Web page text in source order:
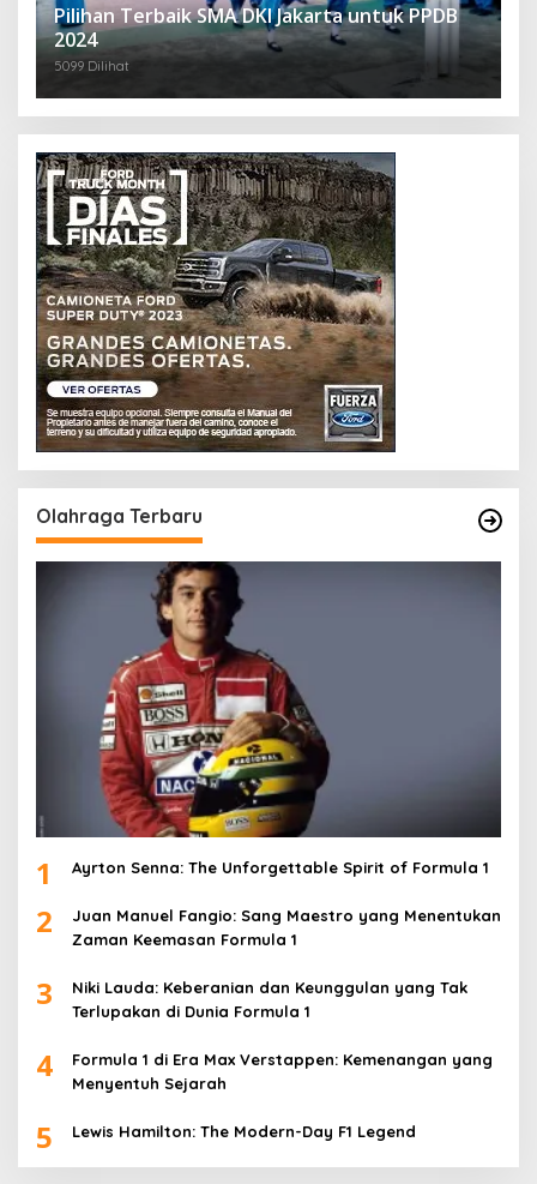
Pilihan Terbaik SMA DKI Jakarta untuk PPDB
2024
5099 Dilihat
Olahraga Terbaru
1 Ayrton Senna: The Unforgettable Spirit of Formula 1
2
Juan Manuel Fangio: Sang Maestro yang Menentukan
Zaman Keemasan Formula 1
3
Niki Lauda: Keberanian dan Keunggulan yang Tak
Terlupakan di Dunia Formula 1
4
Formula 1 di Era Max Verstappen: Kemenangan yang
Menyentuh Sejarah
5 Lewis Hamilton: The Modern-Day F1 Legend